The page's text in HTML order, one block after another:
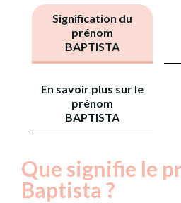
Signification du
prénom
BAPTISTA
En savoir plus sur le
prénom
BAPTISTA
Que signifie le
Baptista ?